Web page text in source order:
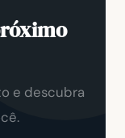
e descubra